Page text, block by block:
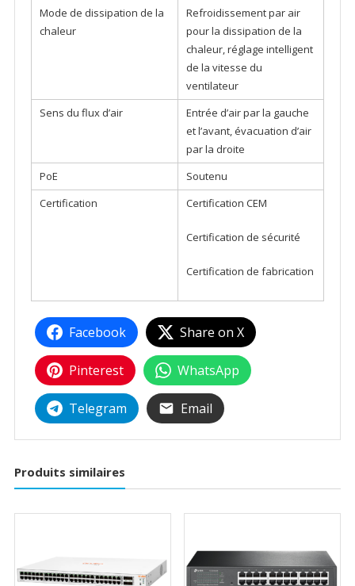
Mode de dissipation de la
chaleur
Refroidissement par air
pour la dissipation de la
chaleur, réglage intelligent
de la vitesse du
ventilateur
Sens du flux d’air
Entrée d’air par la gauche
et l’avant, évacuation d’air
par la droite
PoE
Soutenu
Certification
Certification CEM
Certification de sécurité
Certification de fabrication
Facebook Share on X
Pinterest WhatsApp
Telegram Email
Produits similaires